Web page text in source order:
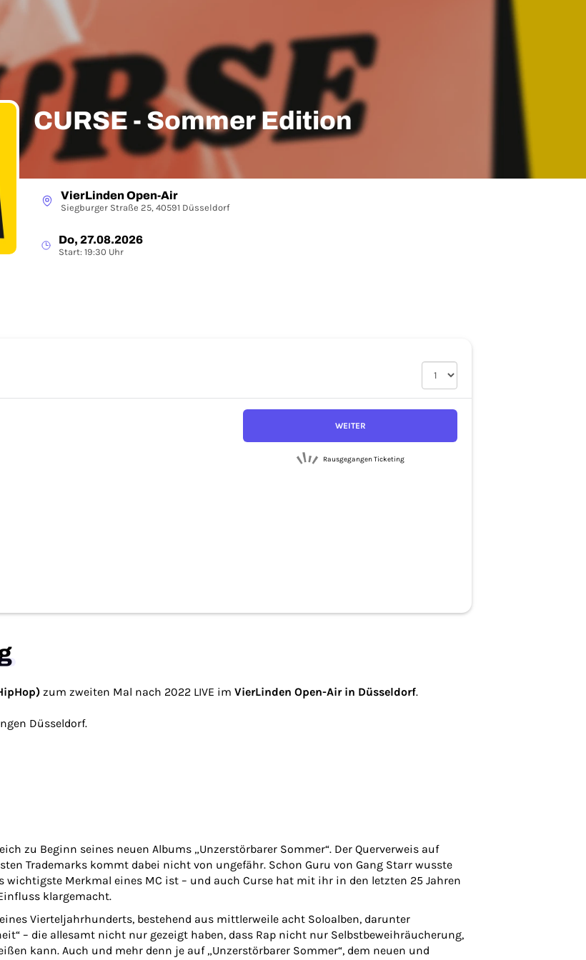
CURSE - Sommer Edition
VierLinden Open-Air
Siegburger Straße 25, 40591 Düsseldorf
Do, 27.08.2026
Start: 19:30 Uhr
WEITER
Rausgegangen Ticketing
zum zweiten Mal nach 2022 LIVE im VierLinden Open-Air in Düsseldorf.
Düsseldorf.
zu Beginn seines neuen Albums „Unzerstörbarer Sommer“. Der Querverweis auf
Trademarks kommt dabei nicht von ungefähr. Schon Guru von Gang Starr wusste
wichtigste Merkmal eines MC ist – und auch Curse hat mit ihr in den letzten 25 Jahren
klargemacht.
Vierteljahrhunderts, bestehend aus mittlerweile acht Soloalben, darunter
– die allesamt nicht nur gezeigt haben, dass Rap nicht nur Selbstbeweihräucherung,
kann. Auch und mehr denn je auf „Unzerstörbarer Sommer“, dem neuen und